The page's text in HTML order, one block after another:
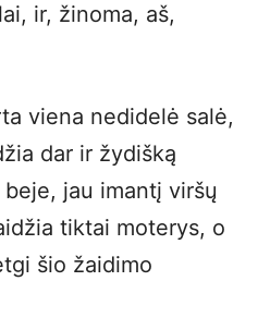
ir, žinoma, aš,
viena nedidelė salė,
dar ir žydišką
beje, jau imantį viršų
tiktai moterys, o
šio žaidimo